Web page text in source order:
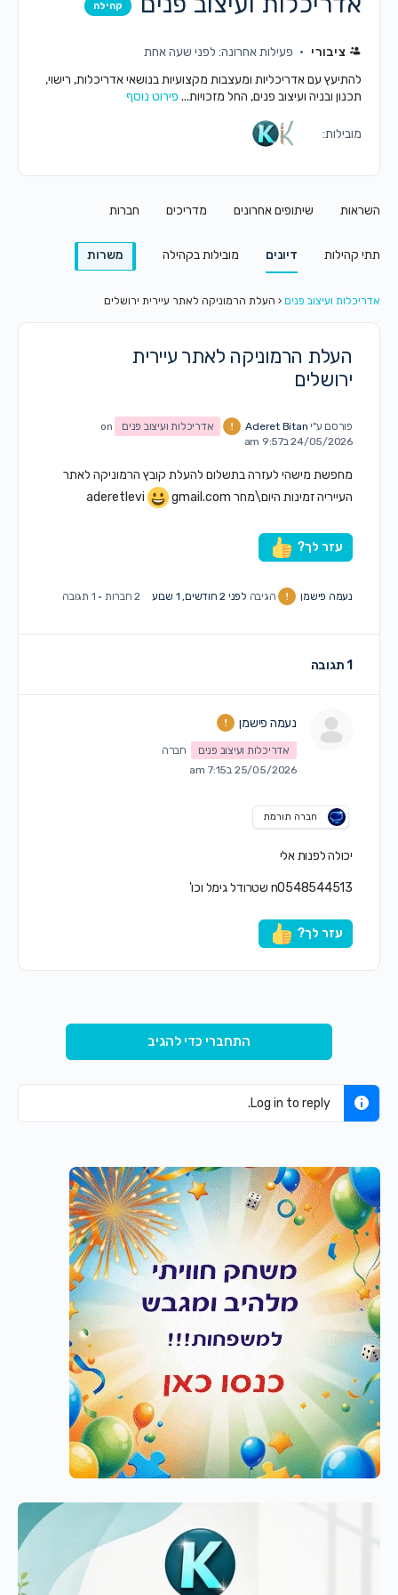
קהילה
ציבורי
פעילות אחרונה: לפני שעה אחת
להתיעץ עם אדריכליות ומעצבות מקצועיות בנושאי אדריכלות, רישוי,
תכנון ובניה ועיצוב פנים, החל מזכויות...פירוט נוסף
מובילות:
השראות שיתופים אחרונים מדריכים חברות
תתי קהילות דיונים מובילות בקהילה משרות
אדריכלות ועיצוב פנים ‹ העלת הרמוניקה לאתר עיירית ירושלים
העלת הרמוניקה לאתר עיירית
ירושלים
פורסם ע"יAderet Bitan אדריכלות ועיצוב פנים
on
24/05/2026 ב9:57 am
מחפשת מישהי לעזרה בתשלום להעלת קובץ הרמוניקה לאתר
העייריה זמינות היום\מחר aderetlevigmail.com
עזר לך?
נעמה פישמן הגיבהלפני 2 חודשים, 1 שבוע 2 חברות · 1 תגובה
נעמה פישמן
אדריכלות ועיצוב פנים
חברה
25/05/2026 ב7:15 am
חברה תורמת
יכולה לפנות אלי
n0548544513 שטרודל גימל וכו'
עזר לך?
התחברי כדי להגיב
Log in to reply.